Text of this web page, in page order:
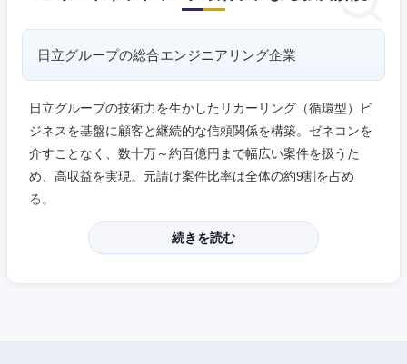
日立グループの総合エンジニアリング企業
日立グループの技術力を生かしたリカーリング（循環型）ビ
ジネスを基盤に顧客と継続的な信頼関係を構築。ゼネコンを
介すことなく、数十万～約百億円まで幅広い案件を扱うた
め、高収益を実現。元請け案件比率は全体の約9割を占め
る。
続きを読む
中国・四国地方
鳥取県 島根県
岡山県 広島県
山口県 徳島県
香川県